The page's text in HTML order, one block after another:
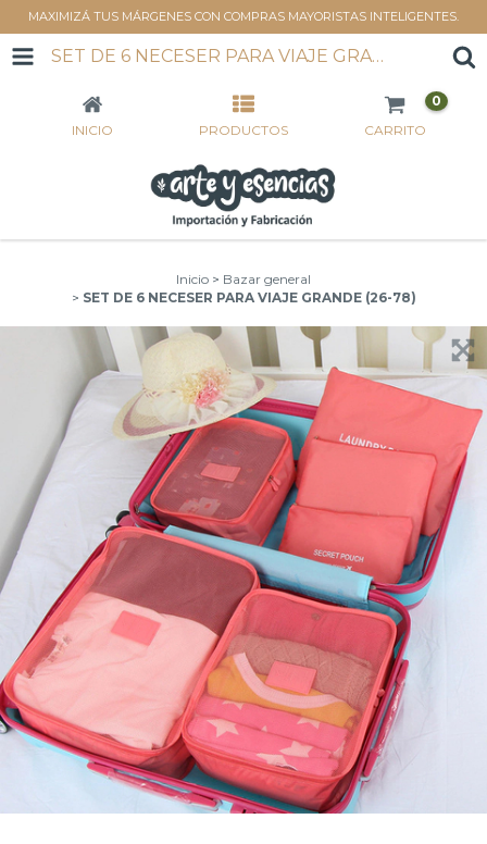
MAXIMIZÁ TUS MÁRGENES CON COMPRAS MAYORISTAS INTELIGENTES.
SET DE 6 NECESER PARA VIAJE GRANDE (26-78)
INICIO PRODUCTOS CARRITO
0
Inicio > Bazar general
> SET DE 6 NECESER PARA VIAJE GRANDE (26-78)